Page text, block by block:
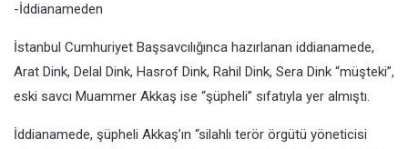
-İddianameden
İstanbul Cumhuriyet Başsavcılığınca hazırlanan iddianamede,
Arat Dink, Delal Dink, Hasrof Dink, Rahil Dink, Sera Dink “müşteki”,
eski savcı Muammer Akkaş ise “şüpheli” sıfatıyla yer almıştı.
İddianamede, şüpheli Akkaş’ın “silahlı terör örgütü yöneticisi